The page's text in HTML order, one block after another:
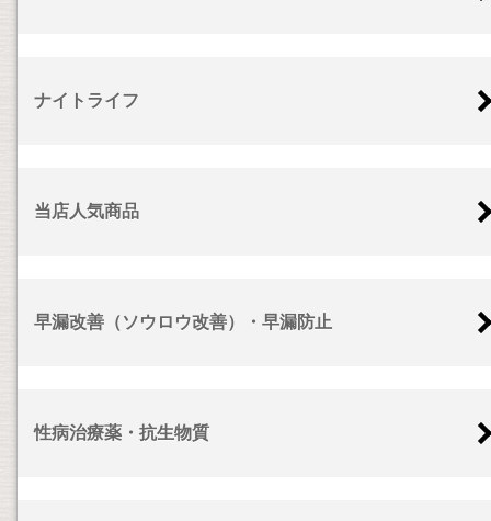
ナイトライフ
当店人気商品
早漏改善（ソウロウ改善）・早漏防止
性病治療薬・抗生物質